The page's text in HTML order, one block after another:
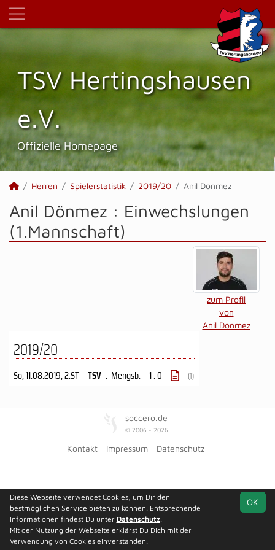
TSV Hertings­hausen
e.V.
Offizielle Homepage
Herren Spielerstatistik 2019/20 Anil Dönmez
Anil Dönmez : Einwechslungen
(1.Mannschaft)
zum Profil
von
Anil Dönmez
2019/20
So, 11.08.2019, 2.ST TSV : Mengsb. 1 : 0 (1)
soccero.de
© 2006 - 2026
Kontakt Impressum Datenschutz
OK
Diese Webseite verwendet Cookies, um Dir den
bestmöglichen Service bieten zu können. Entsprechende
Informationen findest Du unter Datenschutz.
Mit der Nutzung der Webseite erklärst Du Dich mit der
Verwendung von Cookies einverstanden.